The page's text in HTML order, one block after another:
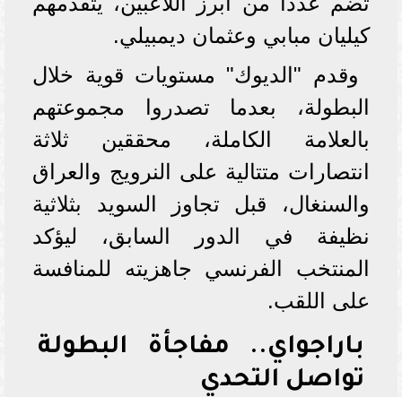
كيليان مبابي وعثمان ديمبيلي.
وقدم "الديوك" مستويات قوية خلال
البطولة، بعدما تصدروا مجموعتهم
بالعلامة الكاملة، محققين ثلاثة
انتصارات متتالية على النرويج والعراق
والسنغال، قبل تجاوز السويد بثلاثية
نظيفة في الدور السابق، ليؤكد
المنتخب الفرنسي جاهزيته للمنافسة
على اللقب.
باراجواي.. مفاجأة البطولة
تواصل التحدي